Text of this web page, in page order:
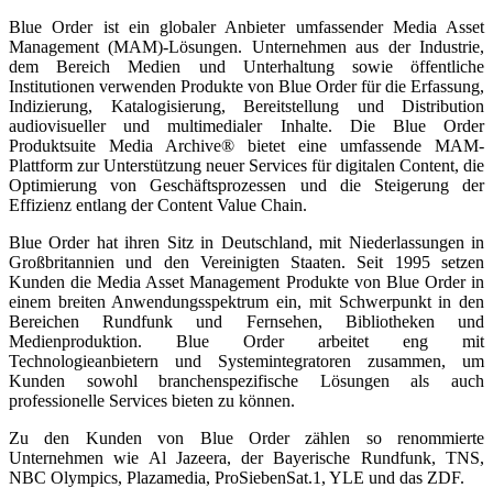
Blue Order ist ein globaler Anbieter umfassender Media Asset
Management (MAM)-Lösungen. Unternehmen aus der Industrie,
dem Bereich Medien und Unterhaltung sowie öffentliche
Institutionen verwenden Produkte von Blue Order für die Erfassung,
Indizierung, Katalogisierung, Bereitstellung und Distribution
audiovisueller und multimedialer Inhalte. Die Blue Order
Produktsuite Media Archive® bietet eine umfassende MAM-
Plattform zur Unterstützung neuer Services für digitalen Content, die
Optimierung von Geschäftsprozessen und die Steigerung der
Effizienz entlang der Content Value Chain.
Blue Order hat ihren Sitz in Deutschland, mit Niederlassungen in
Großbritannien und den Vereinigten Staaten. Seit 1995 setzen
Kunden die Media Asset Management Produkte von Blue Order in
einem breiten Anwendungsspektrum ein, mit Schwerpunkt in den
Bereichen Rundfunk und Fernsehen, Bibliotheken und
Medienproduktion. Blue Order arbeitet eng mit
Technologieanbietern und Systemintegratoren zusammen, um
Kunden sowohl branchenspezifische Lösungen als auch
professionelle Services bieten zu können.
Zu den Kunden von Blue Order zählen so renommierte
Unternehmen wie Al Jazeera, der Bayerische Rundfunk, TNS,
NBC Olympics, Plazamedia, ProSiebenSat.1, YLE und das ZDF.